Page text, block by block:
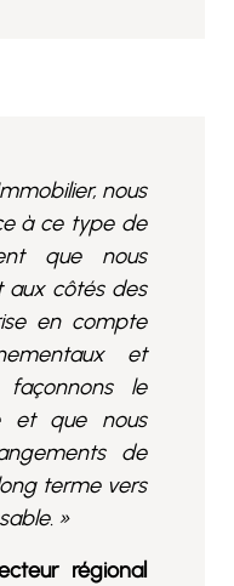
nous
à ce type de
que nous
aux côtés des
en compte
et
le
et que nous
de
terme vers
»
régional